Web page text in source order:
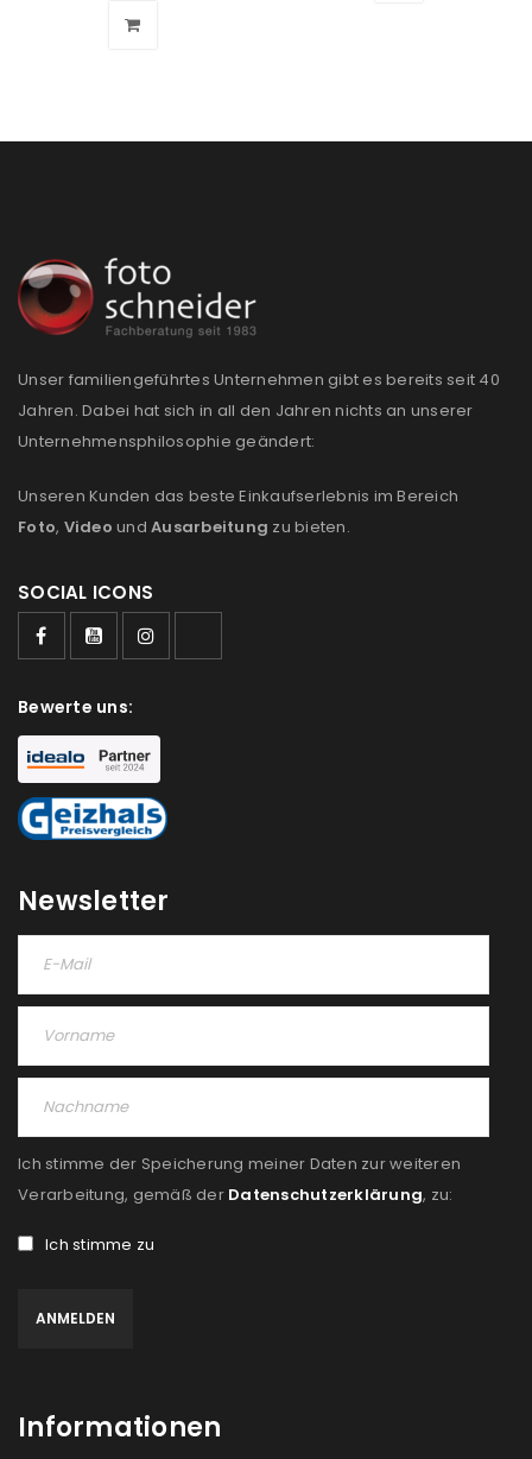
PASSWORT VERGESSEN?
REGISTRIEREN
deine E-Mail-Adresse gesendet.
NEWSLETTER ABONNIEREN
Please select all the ways you would like to hear from
Ich stimme zu
akzeptiere die
REGISTRIEREN
Unser familiengeführtes Unternehmen gibt es bereits seit 40
Jahren. Dabei hat sich in all den Jahren nichts an unserer
Unternehmensphilosophie geändert:
Unseren Kunden das beste Einkaufserlebnis im Bereich
Foto, Video und Ausarbeitung zu bieten.
SOCIAL ICONS
Bewerte uns:
Newsletter
Ich stimme der Speicherung meiner Daten zur weiteren
Verarbeitung, gemäß der Datenschutzerklärung, zu:
Ich stimme zu
Informationen